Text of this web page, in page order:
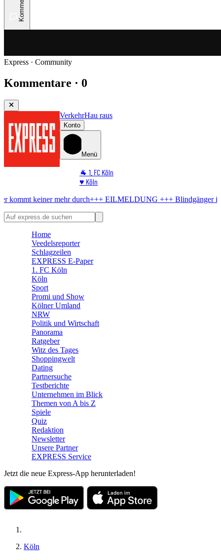
Express · Community
Kommentare · 0
VerkehrHau raus
Konto
Menü
🐐 1. FC Köln
♥️ Köln
🏆 Sport
durch+++ EILMELDUNG +++Blindgänger in KölnBombe im
Home
Veedelsreporter
Schlagzeilen
EXPRESS E-Paper
1. FC Köln
Köln
Sport
Promi und Show
Kölner Umland
NRW
Politik und Wirtschaft
Panorama
Ratgeber
Witz des Tages
Shoppingwelt
Dating
Partnersuche
Testberichte
Unternehmen im Blick
Themen von A bis Z
Spiele
Quiz
Redaktion
Newsletter
Unsere Partner
EXPRESS Service
Jetzt die neue Express-App herunterladen!
Köln